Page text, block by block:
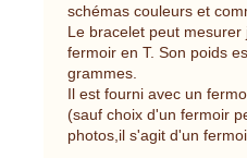
schémas couleurs et
Le bracelet peut
fermoir en T. Son poids
grammes.
Il est fourni avec un
(sauf choix d'un fermoir
photos,il s'agit d'un